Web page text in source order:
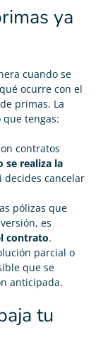
ya
cuando se
ocurre con el
primas. La
tengas:
contratos
se realiza la
decides cancelar
pólizas que
es
contrato.
parcial o
que se
anticipada.
tu